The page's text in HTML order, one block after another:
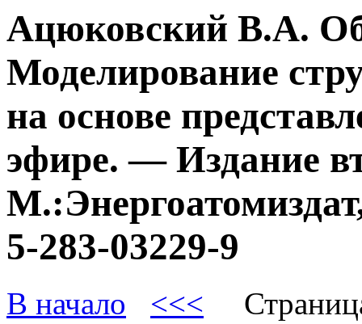
Ацюковский В.А.
Моделирование
на основе
эфире. — Издание
5-283-03229-9
В начало <<<